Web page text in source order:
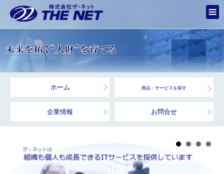
ホーム 商品・サービスを探す
企業情報 お問合せ